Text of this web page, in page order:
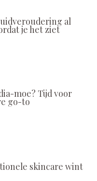
al
je het ziet
moe? Tijd voor
go-to
skincare wint